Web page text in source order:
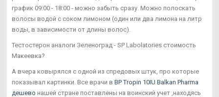
график 09:00 - 18:00 - можно забыть сразу. Можно полоскать
волосы водой с соком лимоном (один или два лимона на литр
воды, в зависимости от длины волос).
Тестостерон аналоги Зеленоград - SP Labolatories стоимость
Макеевка?
А вчера ковырялся с одной из спредовых штук, про которые
показывал картинки. Все врачи в BP Tropin 10IU Balkan Pharma
дешево нашей стране поставлены на воинский учет ,находясь